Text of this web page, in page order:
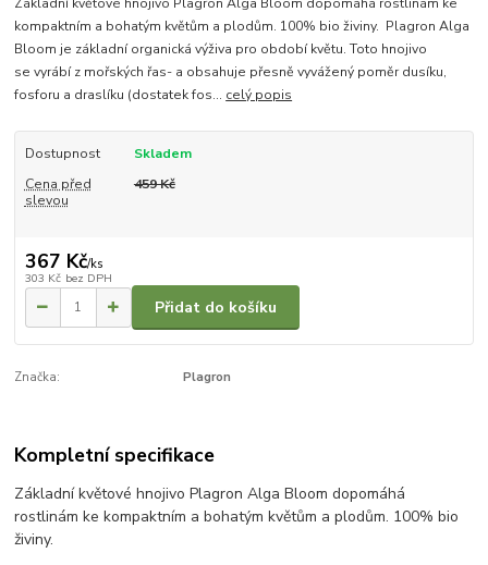
kompaktním a bohatým květům a plodům. 100% bio živiny. Plagron Alga
Bloom je základní organická výživa pro období květu. Toto hnojivo
se vyrábí z mořských řas- a obsahuje přesně vyvážený poměr dusíku,
fosforu a draslíku (dostatek fos... celý popis
Dostupnost
Skladem
Cena před
slevou
459 Kč
367 Kč/ks
303 Kč bez DPH
Přidat do košíku
Značka: Plagron
Kompletní specifikace
Základní květové hnojivo Plagron Alga Bloom dopomáhá
rostlinám ke kompaktním a bohatým květům a plodům. 100% bio
živiny.